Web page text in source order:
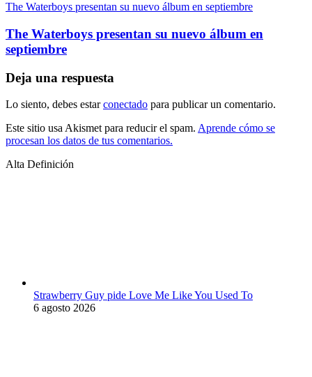
The Waterboys presentan su nuevo álbum en septiembre
The Waterboys presentan su nuevo álbum en
septiembre
Deja una respuesta
Lo siento, debes estarconectado para publicar un comentario.
Este sitio usa Akismet para reducir el spam. Aprende cómo se
procesan los datos de tus comentarios.
Alta Definición
Strawberry Guy pide Love Me Like You Used To
6 agosto 2026